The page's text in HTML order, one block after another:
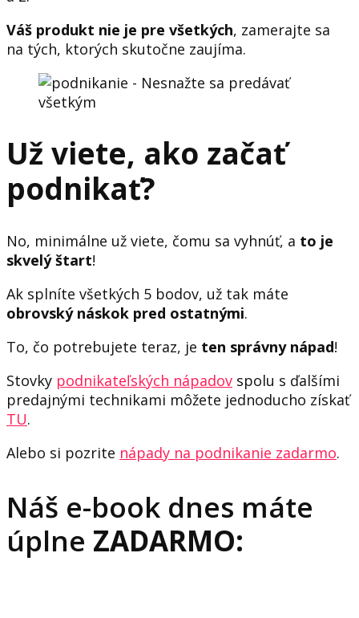
Váš produkt nie je pre všetkých, zamerajte sa
na tých, ktorých skutočne zaujíma.
Už viete, ako začať
podnikať?
No, minimálne už viete, čomu sa vyhnúť, a to je
skvelý štart!
Ak splníte všetkých 5 bodov, už tak máte
obrovský náskok pred ostatnými.
To, čo potrebujete teraz, je ten správny nápad!
Stovky podnikateľských nápadov spolu s ďalšími
predajnými technikami môžete jednoducho získať
TU.
Alebo si pozrite nápady na podnikanie zadarmo.
Náš e-book dnes máte
úplne ZADARMO: